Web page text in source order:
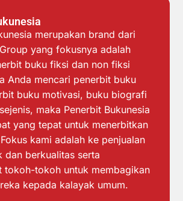
merupakan brand dari
yang fokusnya adalah
buku fiksi dan non fiksi
Anda mencari penerbit buku
buku motivasi, buku biografi
maka Penerbit Bukunesia
yang tepat untuk menerbitkan
kami adalah ke penjualan
dan berkualitas serta
tokoh-tokoh untuk membagikan
kepada kalayak umum.